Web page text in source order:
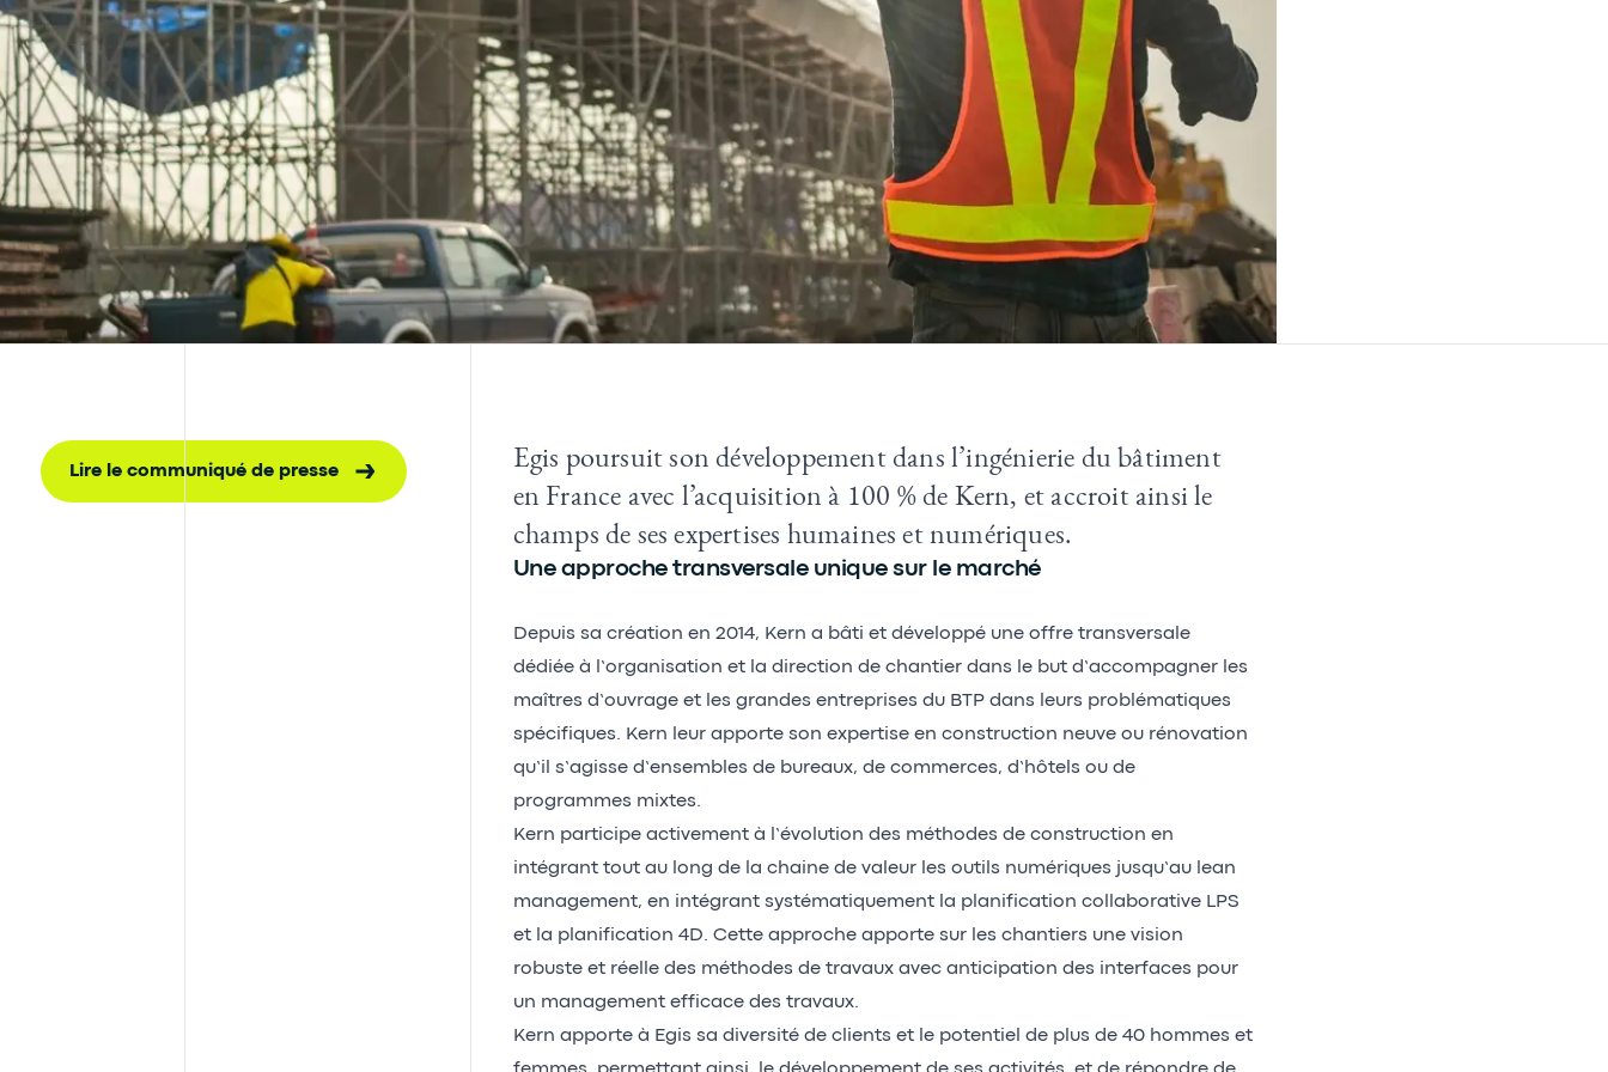
Lire le communiqué de presse
Egis poursuit son développement dans l’ingénierie du bâtiment
en France avec l’acquisition à 100 % de Kern, et accroit ainsi le
champs de ses expertises humaines et numériques.
Une approche transversale unique sur le marché
Depuis sa création en 2014, Kern a bâti et développé une offre transversale
dédiée à l’organisation et la direction de chantier dans le but d’accompagner les
maîtres d’ouvrage et les grandes entreprises du BTP dans leurs problématiques
spécifiques. Kern leur apporte son expertise en construction neuve ou rénovation
qu’il s’agisse d’ensembles de bureaux, de commerces, d’hôtels ou de
programmes mixtes.
Kern participe activement à l’évolution des méthodes de construction en
intégrant tout au long de la chaine de valeur les outils numériques jusqu’au lean
management, en intégrant systématiquement la planification collaborative LPS
et la planification 4D. Cette approche apporte sur les chantiers une vision
robuste et réelle des méthodes de travaux avec anticipation des interfaces pour
un management efficace des travaux.
Kern apporte à Egis sa diversité de clients et le potentiel de plus de 40 hommes et